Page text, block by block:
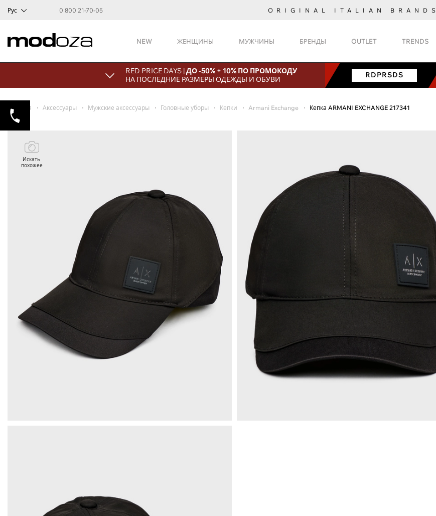
Рус 0 800 21-70-05 ORIGINAL ITALIAN BRANDS
NEW ЖЕНЩИНЫ МУЖЧИНЫ БРЕНДЫ OUTLET TRENDS
RED PRICE DAYS |ДО -50% + 10% ПО ПРОМОКОДУ
НА ПОСЛЕДНИЕ РАЗМЕРЫ ОДЕЖДЫ И ОБУВИ
RDPRSDS
Главная Аксессуары Мужские аксессуары Головные уборы Кепки Armani Exchange Кепка ARMANI EXCHANGE 217341
Искать
похожее